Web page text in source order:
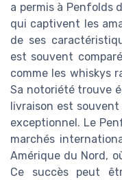
a permis à Penfolds
qui captivent les
de ses
est souvent
comme les whiskys
Sa notoriété trouve
livraison est
exceptionnel. Le
marchés
Amérique du Nord,
Ce succès peut